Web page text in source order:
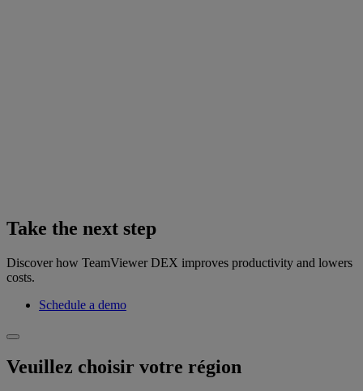
Take the next step
Discover how TeamViewer DEX improves productivity and lowers
costs.
Schedule a demo
Veuillez choisir votre région